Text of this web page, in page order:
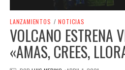
LANZAMIENTOS / NOTICIAS
VOLCANO ESTRENA
«AMAS, CREES,